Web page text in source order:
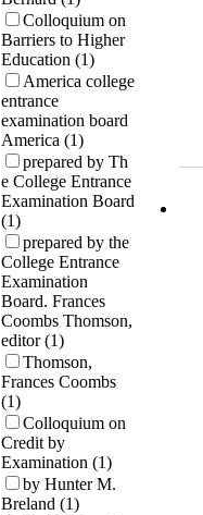
Colloquium on
Barriers to Higher
Education (1)
America college
entrance
examination board
America (1)
prepared by Th
e College Entrance
Examination Board
(1)
prepared by the
College Entrance
Examination
Board. Frances
Coombs Thomson,
editor(1)
Thomson,
Frances Coombs
(1)
Colloquium on
Credit by
Examination (1)
by Hunter M.
Breland (1)